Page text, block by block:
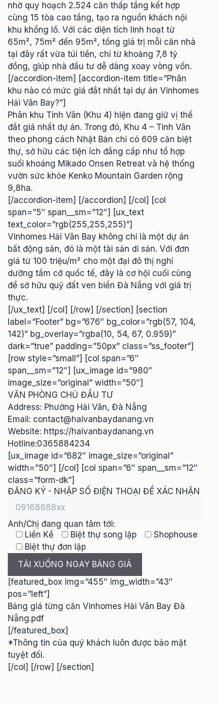
nhờ quy hoạch 2.524 căn thấp tầng kết hợp
cùng 15 tòa cao tầng, tạo ra nguồn khách nội
khu khổng lồ. Với các diện tích linh hoạt từ
65m², 75m² đến 95m², tổng giá trị mỗi căn nhà
tại đây rất vừa túi tiền, chỉ từ khoảng 7,8 tỷ
đồng, giúp nhà đầu tư dễ dàng xoay vòng vốn.
[/accordion-item] [accordion-item title=”Phân
khu nào có mức giá đắt nhất tại dự án Vinhomes
Hải Vân Bay?”]
Phân khu Tinh Vân (Khu 4) hiện đang giữ vị thế
đắt giá nhất dự án. Trong đó, Khu 4 – Tinh Vân
theo phong cách Nhật Bản chỉ có 609 căn biệt
thự, sở hữu các tiện ích đẳng cấp như tổ hợp
suối khoáng Mikado Onsen Retreat và hệ thống
vườn sức khỏe Kenko Mountain Garden rộng
9,8ha.
[/accordion-item] [/accordion] [/col] [col
span=”5″ span__sm=”12″] [ux_text
text_color=”rgb(255,255,255)”]
Vinhomes Hải Vân Bay không chỉ là một dự án
bất động sản, đó là một tài sản di sản. Với đơn
giá từ 100 triệu/m² cho một đại đô thị nghỉ
dưỡng tầm cỡ quốc tế, đây là cơ hội cuối cùng
để sở hữu quỹ đất ven biển Đà Nẵng với giá trị
thực.
[/ux_text] [/col] [/row] [/section] [section
label=”Footer” bg=”676″ bg_color=”rgb(57, 104,
142)” bg_overlay=”rgba(10, 54, 67, 0.959)”
dark=”true” padding=”50px” class=”ss_footer”]
[row style=”small”] [col span=”6″
span__sm=”12″] [ux_image id=”980″
image_size=”original” width=”50″]
VĂN PHÒNG CHỦ ĐẦU TƯ
Address: Phường Hải Vân, Đà Nẵng
Email: contact@haivanbaydanang.vn
Website: https://haivanbaydanang.vn
Hotline:0365884234
[ux_image id=”682″ image_size=”original”
width=”50″] [/col] [col span=”6″ span__sm=”12″
class=”form-dk”]
ĐĂNG KÝ - NHẬP SỐ ĐIỆN THOẠI ĐỂ XÁC NHẬN
Anh/Chị đang quan tâm tới:
Liền Kề
Biệt thự song lập
Shophouse
Biệt thự đơn lập
[featured_box img=”455″ img_width=”43″
pos=”left”]
Bảng giá từng căn Vinhomes Hải Vân Bay Đà
Nẵng.pdf
[/featured_box]
*Thông tin của quý khách luôn được bảo mật
tuyệt đối.
[/col] [/row] [/section]